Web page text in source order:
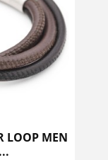
LOOP MEN